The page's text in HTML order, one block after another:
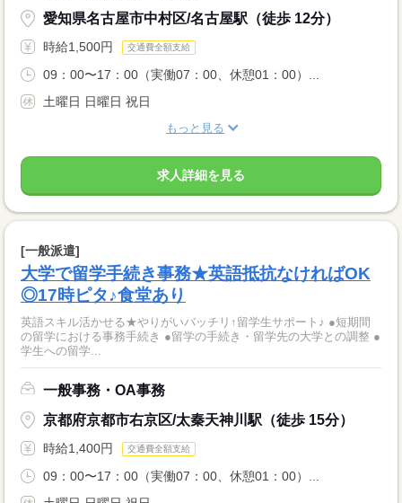
愛知県名古屋市中村区/名古屋駅（徒歩 12分）
時給1,500円 交通費全額支給
09：00〜17：00（実働07：00、休憩01：00）...
土曜日 日曜日 祝日
もっと見る
求人詳細を見る
[一般派遣]
大学で留学手続き事務★英語抵抗なければOK
◎17時ピタ♪食堂あり
英語スキル活かせる★やりがいバッチリ↑留学生サポート♪ ●短期間
の留学における事務手続き ●留学の手続き・留学先の大学との調整 ●
学生への留学...
一般事務・OA事務
京都府京都市右京区/太秦天神川駅（徒歩 15分）
時給1,400円 交通費全額支給
09：00〜17：00（実働07：00、休憩01：00）...